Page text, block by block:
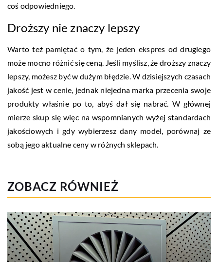
coś odpowiedniego.
Droższy nie znaczy lepszy
Warto też pamiętać o tym, że jeden ekspres od drugiego
może mocno różnić się ceną. Jeśli myślisz, że droższy znaczy
lepszy, możesz być w dużym błędzie. W dzisiejszych czasach
jakość jest w cenie, jednak niejedna marka przecenia swoje
produkty właśnie po to, abyś dał się nabrać. W głównej
mierze skup się więc na wspomnianych wyżej standardach
jakościowych i gdy wybierzesz dany model, porównaj ze
sobą jego aktualne ceny w różnych sklepach.
ZOBACZ RÓWNIEŻ